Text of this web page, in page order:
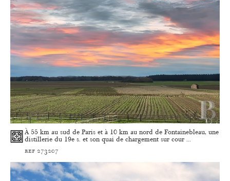
À 55 km au sud de Paris et à 10 km au nord de Fontainebleau, une
distillerie du 19e s. et son quai de chargement sur cour ...
ref 273207